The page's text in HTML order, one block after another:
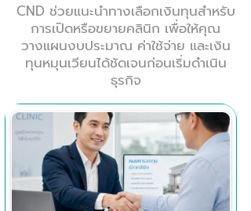
CND ช่วยแนะนำทางเลือกเงินทุนสำหรับ
การเปิดหรือขยายคลินิก เพื่อให้คุณ
วางแผนงบประมาณ ค่าใช้จ่าย และเงิน
ทุนหมุนเวียนได้ชัดเจนก่อนเริ่มดำเนิน
ธุรกิจ